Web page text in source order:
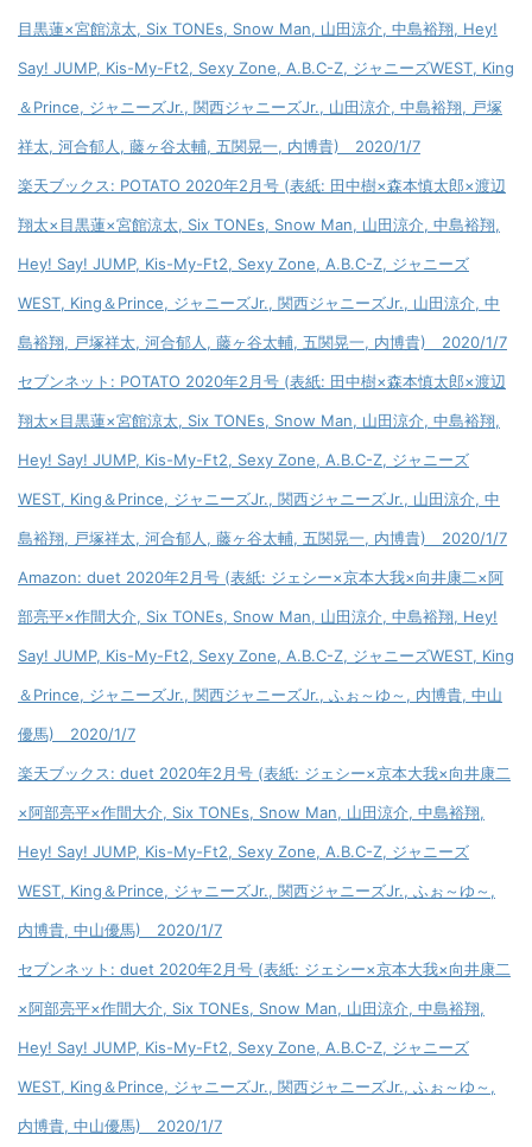
目黒蓮×宮館涼太, Six TONEs, Snow Man, 山田涼介, 中島裕翔, Hey!
Say! JUMP, Kis-My-Ft2, Sexy Zone, A.B.C-Z, ジャニーズWEST, King
＆Prince, ジャニーズJr., 関西ジャニーズJr., 山田涼介, 中島裕翔, 戸塚
祥太, 河合郁人, 藤ヶ谷太輔, 五関晃一, 内博貴) 2020/1/7
楽天ブックス: POTATO 2020年2月号 (表紙: 田中樹×森本慎太郎×渡辺
翔太×目黒蓮×宮館涼太, Six TONEs, Snow Man, 山田涼介, 中島裕翔,
Hey! Say! JUMP, Kis-My-Ft2, Sexy Zone, A.B.C-Z, ジャニーズ
WEST, King＆Prince, ジャニーズJr., 関西ジャニーズJr., 山田涼介, 中
島裕翔, 戸塚祥太, 河合郁人, 藤ヶ谷太輔, 五関晃一, 内博貴) 2020/1/7
セブンネット: POTATO 2020年2月号 (表紙: 田中樹×森本慎太郎×渡辺
翔太×目黒蓮×宮館涼太, Six TONEs, Snow Man, 山田涼介, 中島裕翔,
Hey! Say! JUMP, Kis-My-Ft2, Sexy Zone, A.B.C-Z, ジャニーズ
WEST, King＆Prince, ジャニーズJr., 関西ジャニーズJr., 山田涼介, 中
島裕翔, 戸塚祥太, 河合郁人, 藤ヶ谷太輔, 五関晃一, 内博貴) 2020/1/7
Amazon: duet 2020年2月号 (表紙: ジェシー×京本大我×向井康二×阿
部亮平×作間大介, Six TONEs, Snow Man, 山田涼介, 中島裕翔, Hey!
Say! JUMP, Kis-My-Ft2, Sexy Zone, A.B.C-Z, ジャニーズWEST, King
＆Prince, ジャニーズJr., 関西ジャニーズJr., ふぉ～ゆ～, 内博貴, 中山
優馬) 2020/1/7
楽天ブックス: duet 2020年2月号 (表紙: ジェシー×京本大我×向井康二
×阿部亮平×作間大介, Six TONEs, Snow Man, 山田涼介, 中島裕翔,
Hey! Say! JUMP, Kis-My-Ft2, Sexy Zone, A.B.C-Z, ジャニーズ
WEST, King＆Prince, ジャニーズJr., 関西ジャニーズJr., ふぉ～ゆ～,
内博貴, 中山優馬) 2020/1/7
セブンネット: duet 2020年2月号 (表紙: ジェシー×京本大我×向井康二
×阿部亮平×作間大介, Six TONEs, Snow Man, 山田涼介, 中島裕翔,
Hey! Say! JUMP, Kis-My-Ft2, Sexy Zone, A.B.C-Z, ジャニーズ
WEST, King＆Prince, ジャニーズJr., 関西ジャニーズJr., ふぉ～ゆ～,
内博貴, 中山優馬) 2020/1/7